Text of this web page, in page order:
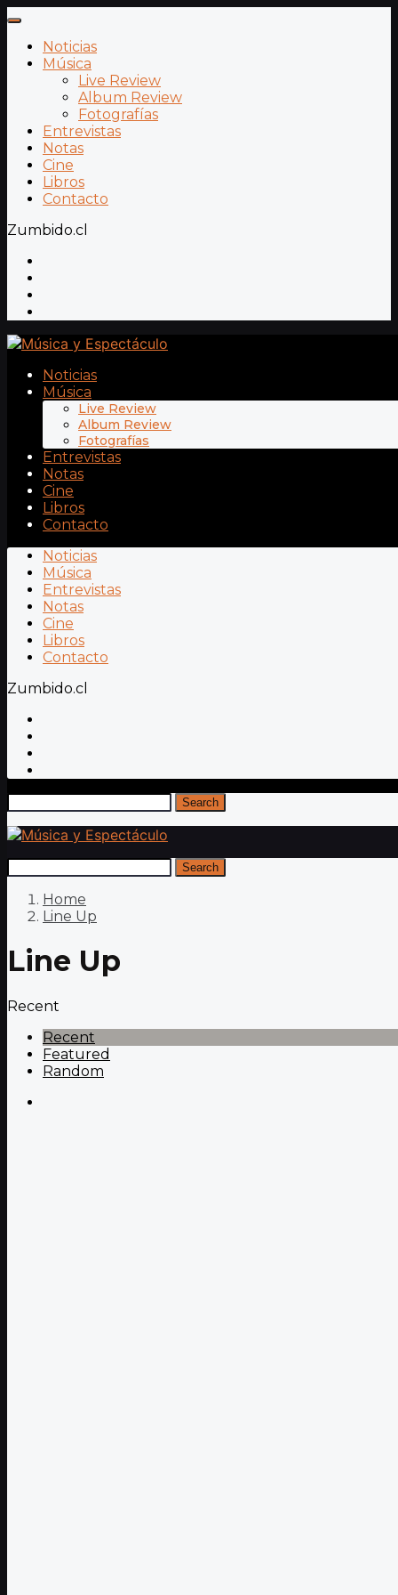
Noticias
Música
Live Review
Album Review
Fotografías
Entrevistas
Notas
Cine
Libros
Contacto
Zumbido.cl
Noticias
Música
Live Review
Album Review
Fotografías
Entrevistas
Notas
Cine
Libros
Contacto
Noticias
Música
Entrevistas
Notas
Cine
Libros
Contacto
Zumbido.cl
Search
Search
Home
Line Up
Line Up
Recent
Recent
Featured
Random